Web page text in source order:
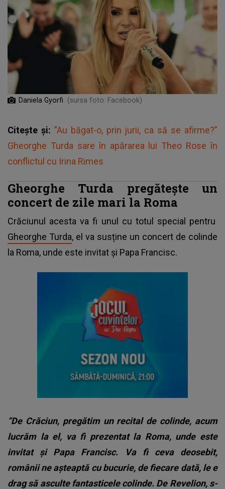
Daniela Gyorfi (sursa foto: Facebook)
Citește și: ”Au băgat-o, prin jurii, ca să se afirme?”
Gheorghe Turda sare în apărarea lui Theo Rose în
conflictul cu Irina Rimes
Gheorghe Turda pregătește un
concert de zile mari la Roma
Crăciunul acesta va fi unul cu totul special pentru
Gheorghe Turda, el va susține un concert de colinde
la Roma, unde este invitat și Papa Francisc.
”De Crăciun, pregătim un recital de colinde, acum
lucrăm la el, va fi prezentat la Roma, unde este
invitat și Papa Francisc. Va fi ceva deosebit,
românii ne așteaptă cu bucurie, de fiecare dată, le e
drag să asculte fantasticele colinde. De Revelion, s-